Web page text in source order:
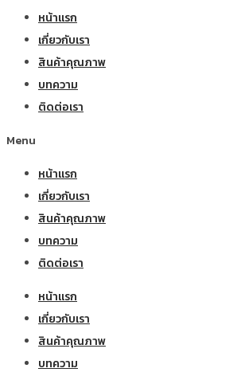
หน้าแรก
เกี่ยวกับเรา
สินค้าคุณภาพ
บทความ
ติดต่อเรา
Menu
หน้าแรก
เกี่ยวกับเรา
สินค้าคุณภาพ
บทความ
ติดต่อเรา
หน้าแรก
เกี่ยวกับเรา
สินค้าคุณภาพ
บทความ